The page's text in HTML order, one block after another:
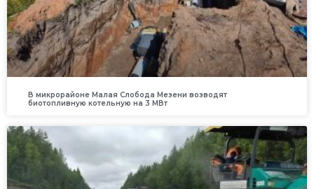
В микрорайоне Малая Слобода Мезени возводят
биотопливную котельную на 3 МВт